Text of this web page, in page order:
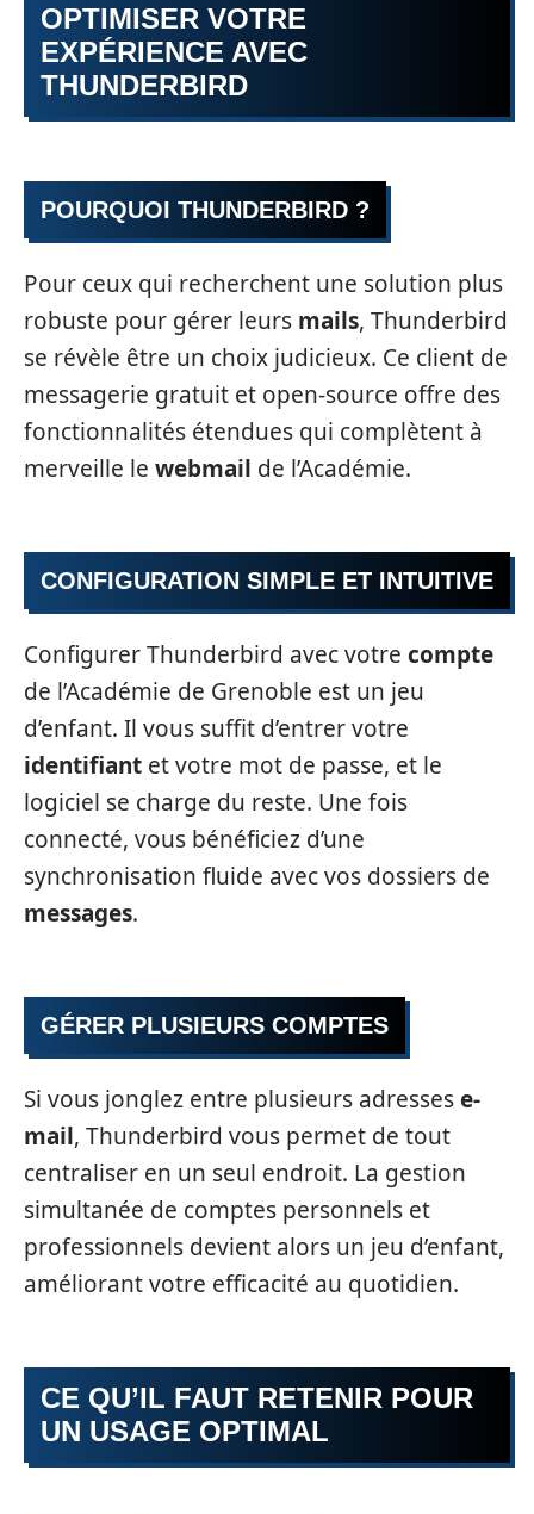
OPTIMISER VOTRE
EXPÉRIENCE AVEC
THUNDERBIRD
POURQUOI THUNDERBIRD ?
Pour ceux qui recherchent une solution plus
robuste pour gérer leurs mails, Thunderbird
se révèle être un choix judicieux. Ce client de
messagerie gratuit et open-source offre des
fonctionnalités étendues qui complètent à
merveille le webmail de l’Académie.
CONFIGURATION SIMPLE ET INTUITIVE
Configurer Thunderbird avec votre compte
de l’Académie de Grenoble est un jeu
d’enfant. Il vous suffit d’entrer votre
identifiant et votre mot de passe, et le
logiciel se charge du reste. Une fois
connecté, vous bénéficiez d’une
synchronisation fluide avec vos dossiers de
messages.
GÉRER PLUSIEURS COMPTES
Si vous jonglez entre plusieurs adressese-
mail, Thunderbird vous permet de tout
centraliser en un seul endroit. La gestion
simultanée de comptes personnels et
professionnels devient alors un jeu d’enfant,
améliorant votre efficacité au quotidien.
CE QU’IL FAUT RETENIR POUR
UN USAGE OPTIMAL